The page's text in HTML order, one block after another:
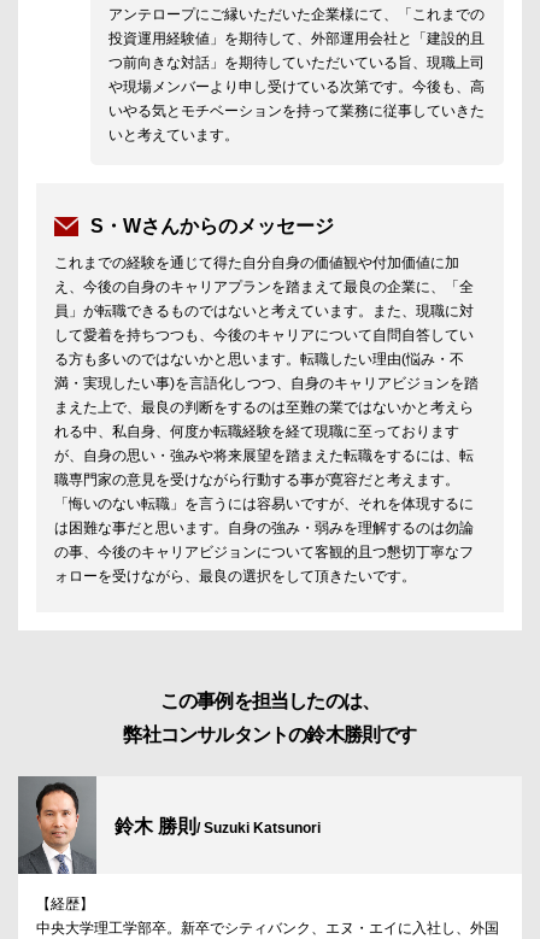
アンテロープにご縁いただいた企業様にて、「これまでの
投資運用経験値」を期待して、外部運用会社と「建設的且
つ前向きな対話」を期待していただいている旨、現職上司
や現場メンバーより申し受けている次第です。今後も、高
いやる気とモチベーションを持って業務に従事していきた
いと考えています。
S・Wさんからのメッセージ
これまでの経験を通じて得た自分自身の価値観や付加価値に加
え、今後の自身のキャリアプランを踏まえて最良の企業に、「全
員」が転職できるものではないと考えています。また、現職に対
して愛着を持ちつつも、今後のキャリアについて自問自答してい
る方も多いのではないかと思います。転職したい理由(悩み・不
満・実現したい事)を言語化しつつ、自身のキャリアビジョンを踏
まえた上で、最良の判断をするのは至難の業ではないかと考えら
れる中、私自身、何度か転職経験を経て現職に至っております
が、自身の思い・強みや将来展望を踏まえた転職をするには、転
職専門家の意見を受けながら行動する事が寛容だと考えます。
「悔いのない転職」を言うには容易いですが、それを体現するに
は困難な事だと思います。自身の強み・弱みを理解するのは勿論
の事、今後のキャリアビジョンについて客観的且つ懇切丁寧なフ
ォローを受けながら、最良の選択をして頂きたいです。
この事例を担当したのは、
弊社コンサルタントの鈴木勝則です
鈴木 勝則 / Suzuki Katsunori
【経歴】
中央大学理工学部卒。新卒でシティバンク、エヌ・エイに入社し、外国